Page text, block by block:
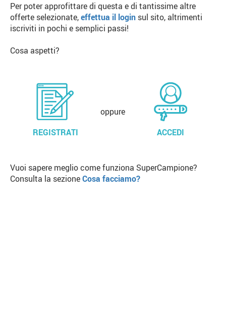
Per poter approfittare di questa e di tantissime altre
offerte selezionate,effettua il login sul sito, altrimenti
iscriviti in pochi e semplici passi!
Cosa aspetti?
REGISTRATI
oppure
ACCEDI
Vuoi sapere meglio come funziona SuperCampione?
Consulta la sezioneCosa facciamo?